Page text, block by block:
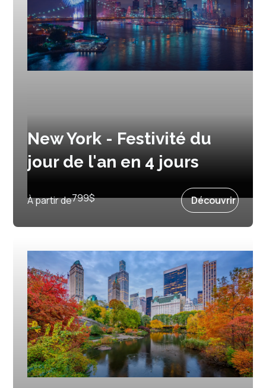
New York - Festivité du
jour de l'an en 4 jours
30 décembre 2027
À partir de799$ Découvrir